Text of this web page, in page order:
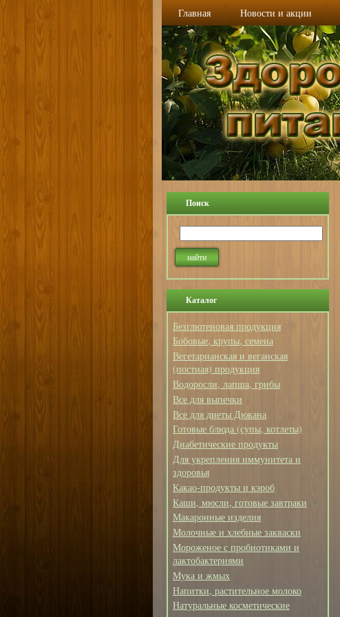
Главная Новости и акции
Поиск
Каталог
Безглютеновая продукция
Бобовые, крупы, семена
Вегетарианская и веганская
(постная) продукция
Водоросли, лапша, грибы
Все для выпечки
Все для диеты Дюкана
Готовые блюда (супы, котлеты)
Диабетические продукты
Для укрепления иммунитета и
здоровья
Какао-продукты и кэроб
Каши, мюсли, готовые завтраки
Макаронные изделия
Молочные и хлебные закваски
Мороженое с пробиотиками и
лактобактериями
Мука и жмых
Напитки, растительное молоко
Натуральные косметические